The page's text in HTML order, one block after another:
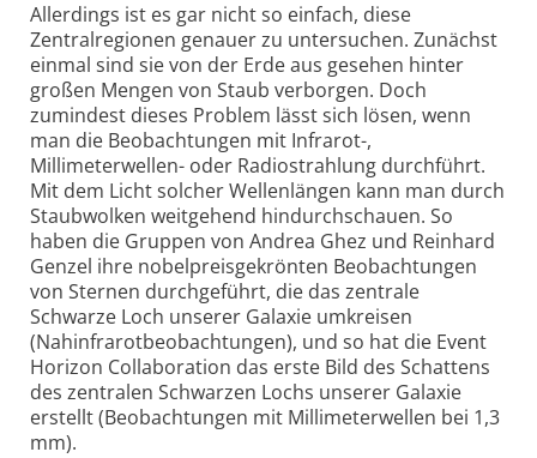
Allerdings ist es gar nicht so einfach, diese
Zentralregionen genauer zu untersuchen. Zunächst
einmal sind sie von der Erde aus gesehen hinter
großen Mengen von Staub verborgen. Doch
zumindest dieses Problem lässt sich lösen, wenn
man die Beobachtungen mit Infrarot-,
Millimeterwellen- oder Radiostrahlung durchführt.
Mit dem Licht solcher Wellenlängen kann man durch
Staubwolken weitgehend hindurchschauen. So
haben die Gruppen von Andrea Ghez und Reinhard
Genzel ihre nobelpreis­gekrönten Beobachtungen
von Sternen durchgeführt, die das zentrale
Schwarze Loch unserer Galaxie umkreisen
(Nahinfrarotbeobachtungen), und so hat die Event
Horizon Collaboration das erste Bild des Schattens
des zentralen Schwarzen Lochs unserer Galaxie
erstellt (Beobachtungen mit Millimeterwellen bei 1,3
mm).